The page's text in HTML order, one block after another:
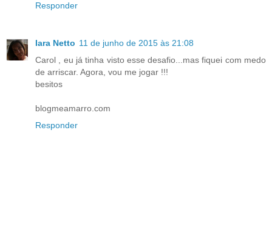
Responder
Iara Netto 11 de junho de 2015 às 21:08
Carol , eu já tinha visto esse desafio...mas fiquei com medo
de arriscar. Agora, vou me jogar !!!
besitos
blogmeamarro.com
Responder